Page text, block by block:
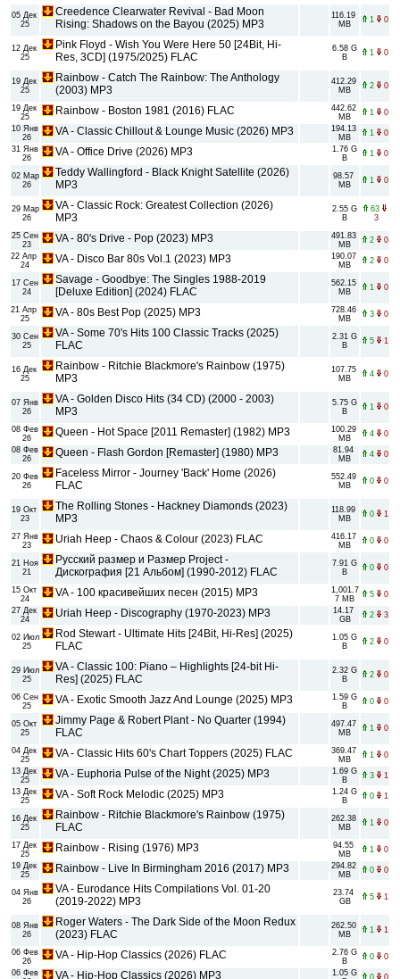
05 Дек
25
Creedence Clearwater Revival - Bad Moon
Rising: Shadows on the Bayou (2025) MP3
116.19
MB
1 0
12 Дек
25
Pink Floyd - Wish You Were Here 50 [24Bit, Hi-
Res, 3CD] (1975/2025) FLAC
6.58 G
B
1 0
19 Дек
25
Rainbow - Catch The Rainbow: The Anthology
(2003) MP3
412.29
MB
2 0
19 Дек
25
Rainbow - Boston 1981 (2016) FLAC
442.62
MB
1
0
10 Янв
26
VA - Classic Chillout & Lounge Music (2026) MP3
194.13
MB
1
0
31 Янв
26
VA - Office Drive (2026) MP3
1.76 G
B
1 0
02 Мар
26
Teddy Wallingford - Black Knight Satellite (2026)
MP3
98.57
MB
1 0
29 Мар
26
VA - Classic Rock: Greatest Collection (2026)
MP3
2.55 G
B
63
3
25 Сен
23
VA - 80's Drive - Pop (2023) MP3
491.83
MB
2
0
22 Апр
24
VA - Disco Bar 80s Vol.1 (2023) MP3
190.07
MB
2 0
17 Сен
24
Savage - Goodbye: The Singles 1988-2019
[Deluxe Edition] (2024) FLAC
562.15
MB
1 0
21 Апр
25
VA - 80s Best Pop (2025) MP3
728.46
MB
3 0
30 Сен
25
VA - Some 70's Hits 100 Classic Tracks (2025)
FLAC
2.31 G
B
5 1
16 Дек
25
Rainbow - Ritchie Blackmore's Rainbow (1975)
MP3
107.75
MB
4 0
07 Янв
26
VA - Golden Disco Hits (34 CD) (2000 - 2003)
MP3
5.75 G
B
1 0
08 Фев
26
Queen - Hot Space [2011 Remaster] (1982) MP3
100.29
MB
4
0
08 Фев
26
Queen - Flash Gordon [Remaster] (1980) MP3
81.94
MB
4 0
20 Фев
26
Faceless Mirror - Journey 'Back' Home (2026)
FLAC
552.49
MB
0 0
19 Окт
23
The Rolling Stones - Hackney Diamonds (2023)
MP3
118.99
MB
0 1
27 Янв
23
Uriah Heep - Chaos & Colour (2023) FLAC
416.17
MB
0 0
21 Ноя
21
Русский размер и Размер Project -
Дискография [21 Альбом] (1990-2012) FLAC
7.91 G
B
0 0
15 Окт
24
VA - 100 красивейших песен (2015) MP3
1,001.7
7 MB
5
0
27 Дек
24
Uriah Heep - Discography (1970-2023) МР3
14.17
GB
2 3
02 Июл
25
Rod Stewart - Ultimate Hits [24Bit, Hi-Res] (2025)
FLAC
1.05 G
B
2 0
29 Июл
25
VA - Classic 100: Piano – Highlights [24-bit Hi-
Res] (2025) FLAC
2.32 G
B
2 0
06 Сен
25
VA - Exotic Smooth Jazz And Lounge (2025) MP3
1.59 G
B
0 0
05 Окт
25
Jimmy Page & Robert Plant - No Quarter (1994)
FLAC
497.47
MB
1 0
04 Дек
25
VA - Classic Hits 60's Chart Toppers (2025) FLAC
369.47
MB
1
0
13 Дек
25
VA - Euphoria Pulse of the Night (2025) MP3
1.69 G
B
3
1
13 Дек
25
VA - Soft Rock Melodic (2025) MP3
1.24 G
B
0 1
16 Дек
25
Rainbow - Ritchie Blackmore's Rainbow (1975)
FLAC
262.38
MB
1 0
17 Дек
25
Rainbow - Rising (1976) MP3
94.55
MB
1
0
19 Дек
25
Rainbow - Live In Birmingham 2016 (2017) MP3
294.82
MB
0 0
04 Янв
26
VA - Eurodance Hits Compilations Vol. 01-20
(2019-2022) MP3
23.74
GB
5 1
08 Янв
26
Roger Waters - The Dark Side of the Moon Redux
(2023) FLAC
262.50
MB
1 1
06 Фев
26
VA - Hip-Hop Classics (2026) FLAC
2.76 G
B
0
0
06 Фев
VA - Hip-Hop Classics (2026) MP3
1.05 G